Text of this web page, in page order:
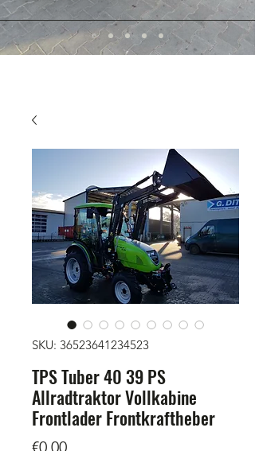
SKU: 36523641234523
TPS Tuber 40 39 PS
Allradtraktor Vollkabine
Frontlader Frontkraftheber
€0.00Price